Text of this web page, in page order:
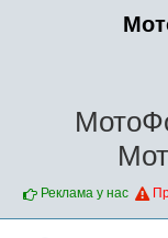
Реклама у нас